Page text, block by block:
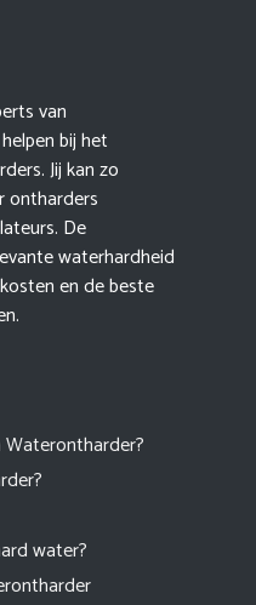
van
bij het
Jij kan zo
ontharders
De
waterhardheid
en de beste
water?